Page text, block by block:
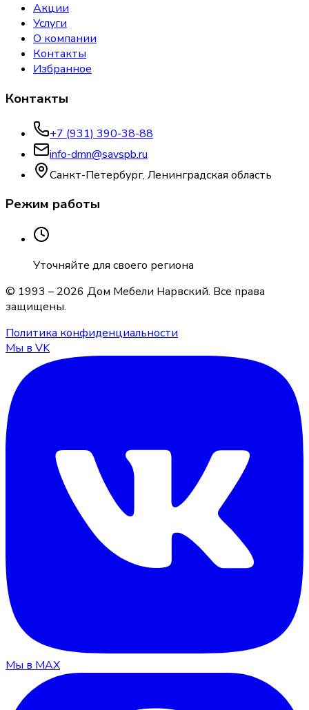
Акции
Услуги
О компании
Контакты
Избранное
Контакты
+7 (931) 390-38-88
info-dmn@savspb.ru
Санкт-Петербург, Ленинградская область
Режим работы
Уточняйте для своего региона
© 1993 – 2026 Дом Мебели Нарвский. Все права
защищены.
Политика конфиденциальности
Мы в VK
Мы в MAX